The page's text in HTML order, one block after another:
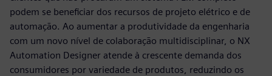
podem se beneficiar dos recursos de projeto elétrico e de
automação. Ao aumentar a produtividade da engenharia
com um novo nível de colaboração multidisciplinar, o NX
Automation Designer atende à crescente demanda dos
consumidores por variedade de produtos, reduzindo os